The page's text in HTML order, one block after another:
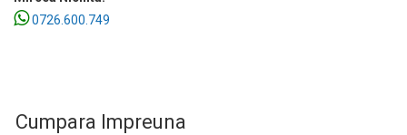
0726.600.749
Cumpara Impreuna